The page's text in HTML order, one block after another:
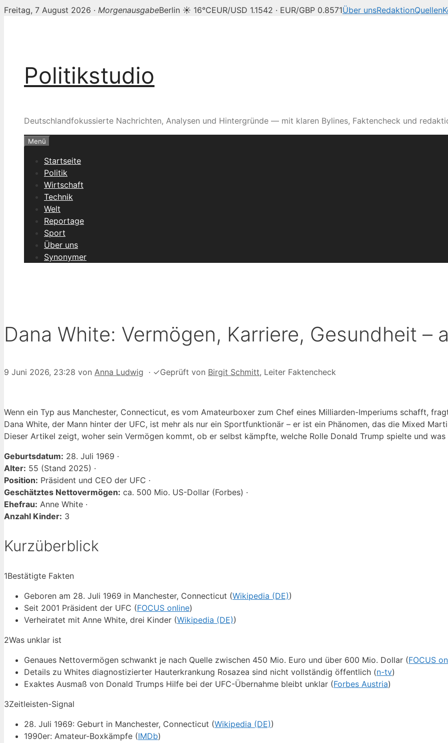
Freitag, 7 August 2026 · MorgenausgabeBerlin ☀ 16°CEUR/USD 1.1542 · EUR/GBP 0.8571Über unsRedaktionQuellen
Politikstudio
Deutschlandfokussierte Nachrichten, Analysen und Hintergründe — mit klaren Bylines, Faktencheck und
Menü
Startseite
Politik
Wirtschaft
Technik
Welt
Reportage
Sport
Über uns
Synonymer
Dana White: Vermögen, Karriere, Gesundheit –
9 Juni 2026, 23:28 von Anna Ludwig · ✓Geprüft von Birgit Schmitt, Leiter Faktencheck
Wenn ein Typ aus Manchester, Connecticut, es vom Amateurboxer zum Chef eines Milliarden-Imperiums schafft,
Dana White, der Mann hinter der UFC, ist mehr als nur ein Sportfunktionär – er ist ein Phänomen, das die Mixed
Dieser Artikel zeigt, woher sein Vermögen kommt, ob er selbst kämpfte, welche Rolle Donald Trump spielte und
Geburtsdatum: 28. Juli 1969 ·
Alter: 55 (Stand 2025) ·
Position: Präsident und CEO der UFC ·
Geschätztes Nettovermögen: ca. 500 Mio. US-Dollar (Forbes) ·
Ehefrau: Anne White ·
Anzahl Kinder: 3
Kurzüberblick
1Bestätigte Fakten
Geboren am 28. Juli 1969 in Manchester, Connecticut (Wikipedia (DE))
Seit 2001 Präsident der UFC (FOCUS online)
Verheiratet mit Anne White, drei Kinder (Wikipedia (DE))
2Was unklar ist
Genaues Nettovermögen schwankt je nach Quelle zwischen 450 Mio. Euro und über 600 Mio. Dollar (FOCUS
Details zu Whites diagnostizierter Hauterkrankung Rosazea sind nicht vollständig öffentlich (n-tv)
Exaktes Ausmaß von Donald Trumps Hilfe bei der UFC-Übernahme bleibt unklar (Forbes Austria)
3Zeitleisten-Signal
28. Juli 1969: Geburt in Manchester, Connecticut (Wikipedia (DE))
1990er: Amateur-Boxkämpfe (IMDb)